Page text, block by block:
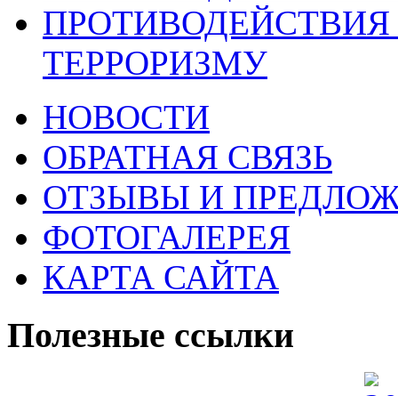
ТЕРРОРИЗМУ
НОВОСТИ
ОБРАТНАЯ СВЯЗЬ
ОТЗЫВЫ И
ФОТОГАЛЕРЕЯ
КАРТА САЙТА
Полезные ссылки